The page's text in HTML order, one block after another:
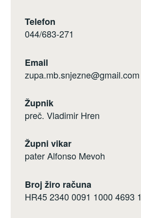
Telefon
044/683-271
Email
zupa.mb.snjezne@gmail.com
Župnik
preč. Vladimir Hren
Župni vikar
pater Alfonso Mevoh
Broj žiro računa
HR45 2340 0091 1000 4693 1